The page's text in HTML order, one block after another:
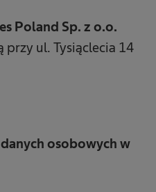
Poland Sp. z o.o.
przy ul. Tysiąclecia 14
osobowych w